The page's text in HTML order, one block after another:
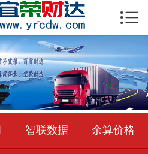
 首页
公司简介
物流新闻
绍兴至全国
合作加盟

智联数据 余算价格